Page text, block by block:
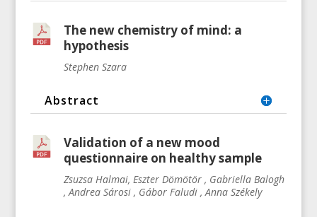
The new chemistry of mind: a
hypothesis
Stephen Szara
Abstract
Validation of a new mood
questionnaire on healthy sample
Zsuzsa Halmai, Eszter Dömötör , Gabriella Balogh
, Andrea Sárosi , Gábor Faludi , Anna Székely